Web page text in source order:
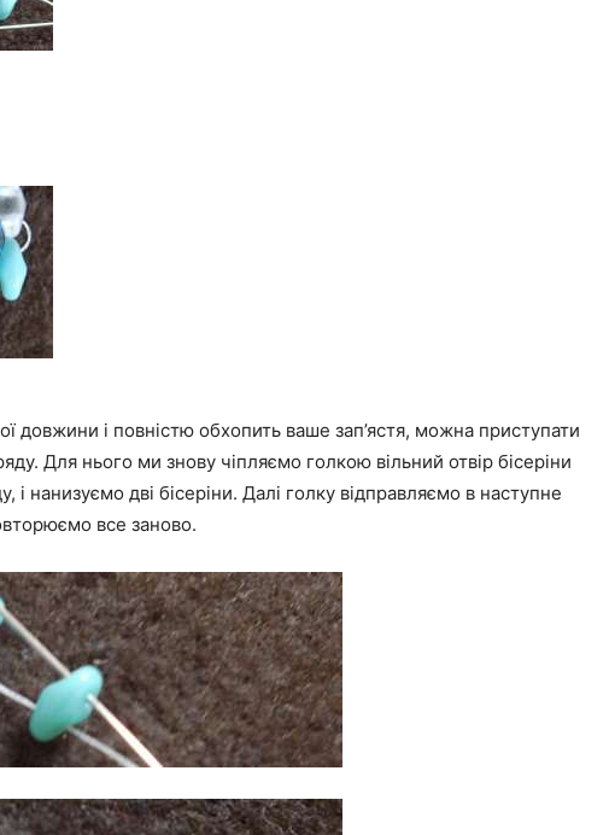
довжини і повністю обхопить ваше зап’ястя, можна приступати
Для нього ми знову чіпляємо голкою вільний отвір бісеріни
нанизуємо дві бісеріни. Далі голку відправляємо в наступне
все заново.